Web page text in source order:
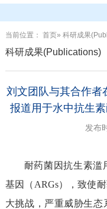
当前位置： 首页» 科研成果
科研成果(Publications)
刘文团队与其合作者
报道用于水中抗生
发布
耐药菌因抗生素滥
基因（ ARGs），致使
大挑战，严重威胁生